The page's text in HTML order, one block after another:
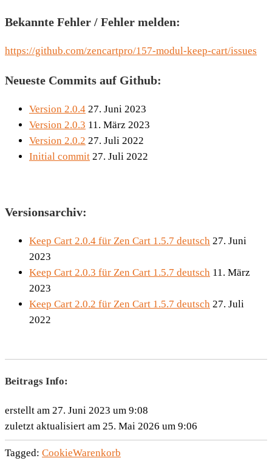
Bekannte Fehler / Fehler melden:
https://github.com/zencartpro/157-modul-keep-cart/issues
Neueste Commits auf Github:
Version 2.0.4 27. Juni 2023
Version 2.0.3 11. März 2023
Version 2.0.2 27. Juli 2022
Initial commit 27. Juli 2022
Versionsarchiv:
Keep Cart 2.0.4 für Zen Cart 1.5.7 deutsch 27. Juni
2023
Keep Cart 2.0.3 für Zen Cart 1.5.7 deutsch 11. März
2023
Keep Cart 2.0.2 für Zen Cart 1.5.7 deutsch 27. Juli
2022
Beitrags Info:
erstellt am 27. Juni 2023 um 9:08
zuletzt aktualisiert am 25. Mai 2026 um 9:06
Tagged: CookieWarenkorb